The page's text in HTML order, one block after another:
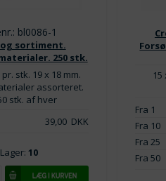
bl0086-1
sortiment.
250 stk.
stk. 19 x 18 mm.
assorteret.
stk. af hver
39,00 DKK
Lager:10
15
Fra 1
Fra 10
Fra 25
Fra 50